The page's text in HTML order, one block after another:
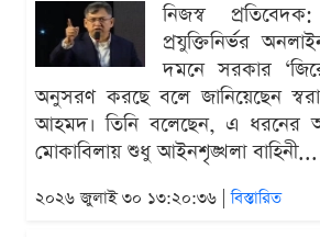
নিজস্ব
প্রযুক্তিনির্ভর
দমনে সরকার
অনুসরণ করছে বলে জানিয়েছেন
আহমদ। তিনি বলেছেন, এ ধরনের
মোকাবিলায় শুধু আইনশৃঙ্খলা বাহিনী...
২০২৬ জুলাই ৩০ ১৩:২০:৩৬ |বিস্তারিত